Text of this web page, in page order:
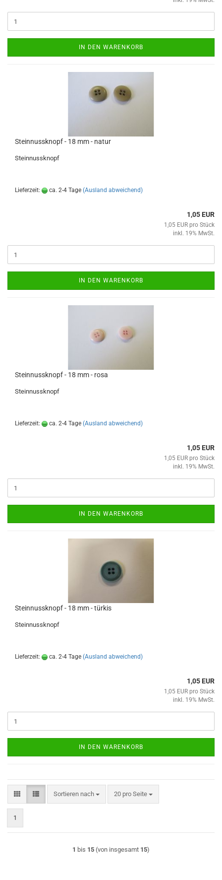
IN DEN WARENKORB
Steinnussknopf - 18 mm - natur
Steinnussknopf
Lieferzeit: ca. 2-4 Tage (Ausland abweichend)
1,05 EUR
1,05 EUR pro Stück
inkl. 19% MwSt.
IN DEN WARENKORB
Steinnussknopf - 18 mm - rosa
Steinnussknopf
Lieferzeit: ca. 2-4 Tage (Ausland abweichend)
1,05 EUR
1,05 EUR pro Stück
inkl. 19% MwSt.
IN DEN WARENKORB
Steinnussknopf - 18 mm - türkis
Steinnussknopf
Lieferzeit: ca. 2-4 Tage (Ausland abweichend)
1,05 EUR
1,05 EUR pro Stück
inkl. 19% MwSt.
IN DEN WARENKORB
Sortieren nach
Sortieren nach 20 pro Seite
pro Seite
1
1 bis 15 (von insgesamt 15)